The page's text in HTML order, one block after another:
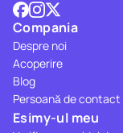
Compania
Despre noi
Acoperire
Blog
Persoană de contact
Esimy-ul meu